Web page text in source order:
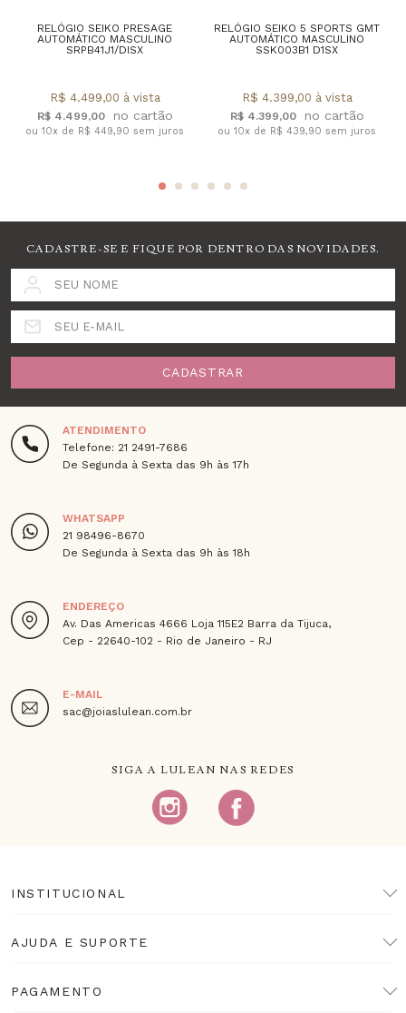
RELÓGIO SEIKO PRESAGE
AUTOMÁTICO MASCULINO
SRPB41J1/DISX
R$ 4.499,00
R$ 4.499,00 à vista
ou 10x de R$ 449,90 sem juros
RELÓGIO SEIKO 5 SPORTS GMT
AUTOMÁTICO MASCULINO
SSK003B1 D1SX
R$ 4.399,00
R$ 4.399,00 à vista
ou 10x de R$ 439,90 sem juros
CADASTRE-SE E FIQUE POR DENTRO DAS NOVIDADES.
SEU NOME
SEU E-MAIL
CADASTRAR
ATENDIMENTO
Telefone: 21 2491-7686
De Segunda à Sexta das 9h às 17h
WHATSAPP
21 98496-8670
De Segunda à Sexta das 9h às 18h
ENDEREÇO
Av. Das Americas 4666 Loja 115E2 Barra da Tijuca,
Cep - 22640-102 - Rio de Janeiro - RJ
E-MAIL
sac@joiaslulean.com.br
SIGA A LULEAN NAS REDES
INSTITUCIONAL
AJUDA E SUPORTE
PAGAMENTO